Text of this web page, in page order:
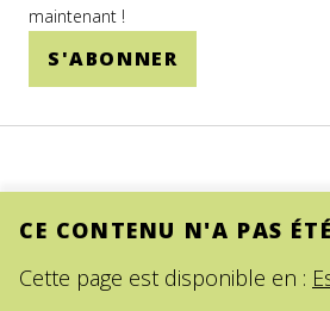
CE CONTENU N'A PAS
Cette page est disponible en :
maintenant !
S'ABONNER
©